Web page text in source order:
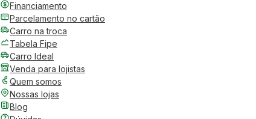
Financiamento
Parcelamento no cartão
Carro na troca
Tabela Fipe
Carro Ideal
Venda para lojistas
Quem somos
Nossas lojas
Blog